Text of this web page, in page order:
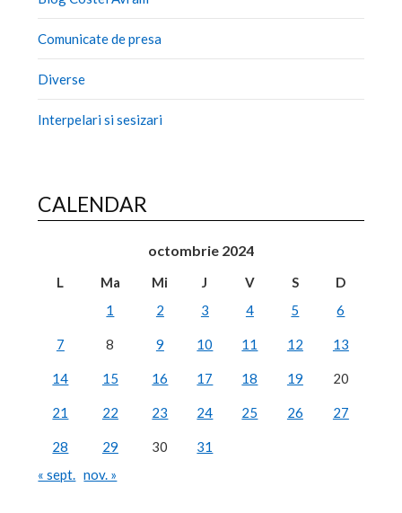
Comunicate de presa
Diverse
Interpelari si sesizari
CALENDAR
octombrie 2024
L Ma Mi J V S
D
1
2 3 4 5 6
7 8 9 10 11 12 13
14 15 16 17 18 19 20
21 22 23 24 25 26 27
28 29 30
31
« sept. nov. »